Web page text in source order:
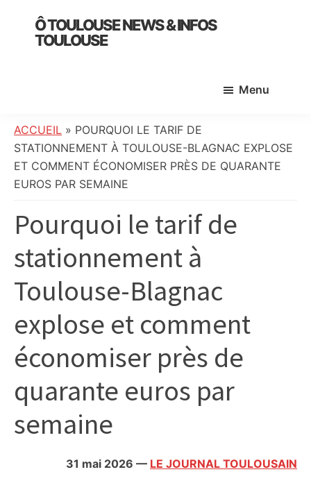
primary
Ô TOULOUSE NEWS & INFOS
TOULOUSE
:
info
locale,
société,
politique,
météo,
faits
et
citoyennes
Menu
ACCUEIL » POURQUOI LE TARIF DE
STATIONNEMENT À TOULOUSE-BLAGNAC EXPLOSE
ET COMMENT ÉCONOMISER PRÈS DE QUARANTE
EUROS PAR SEMAINE
Pourquoi le tarif de
stationnement à
Toulouse-Blagnac
explose et comment
économiser près de
quarante euros par
semaine
31 mai 2026 — LE JOURNAL TOULOUSAIN